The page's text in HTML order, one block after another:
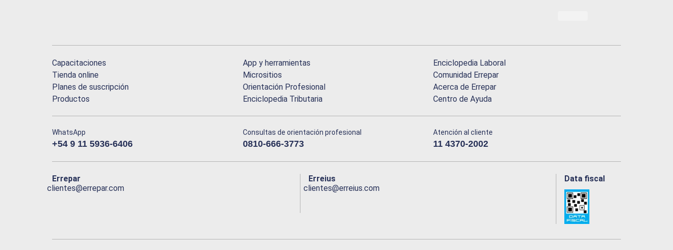
Capacitaciones
Tienda online
Planes de suscripción
Productos
App y herramientas
Micrositios
Orientación Profesional
Enciclopedia Tributaria
Enciclopedia Laboral
Comunidad Errepar
Acerca de Errepar
Centro de Ayuda
WhatsApp
+54 9 11 5936-6406
Consultas de orientación profesional
0810-666-3773
Atención al cliente
11 4370-2002
Errepar
clientes@errepar.com
Erreius
clientes@erreius.com
Data fiscal